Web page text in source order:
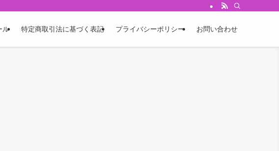
ル 特定商取引法に基づく表記 プライバシーポリシー お問い合わせ